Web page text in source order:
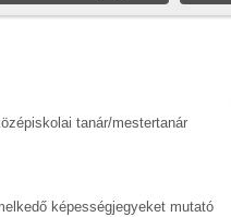
tanár/mestertanár
képességjegyeket mutató